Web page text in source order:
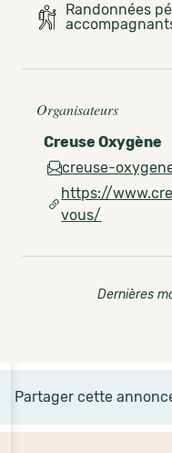
Randonnées
Organisateurs
Creuse Oxygène
creuse-
https://
vous/
Dernières
Partager cette